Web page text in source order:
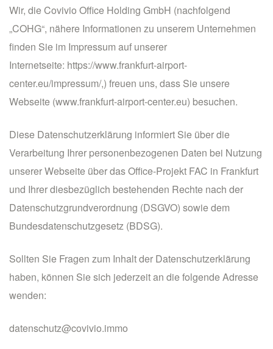
Wir, die Covivio Office Holding GmbH (nachfolgend
„COHG“, nähere Informationen zu unserem Unternehmen
finden Sie im Impressum auf unserer
Internetseite: https://www.frankfurt-airport-
center.eu/impressum/,) freuen uns, dass Sie unsere
Webseite (www.frankfurt-airport-center.eu) besuchen.
Diese Datenschutzerklärung informiert Sie über die
Verarbeitung Ihrer personenbezogenen Daten bei Nutzung
unserer Webseite über das Office-Projekt FAC in Frankfurt
und Ihrer diesbezüglich bestehenden Rechte nach der
Datenschutzgrundverordnung (DSGVO) sowie dem
Bundesdatenschutzgesetz (BDSG).
Sollten Sie Fragen zum Inhalt der Datenschutzerklärung
haben, können Sie sich jederzeit an die folgende Adresse
wenden:
datenschutz@covivio.immo